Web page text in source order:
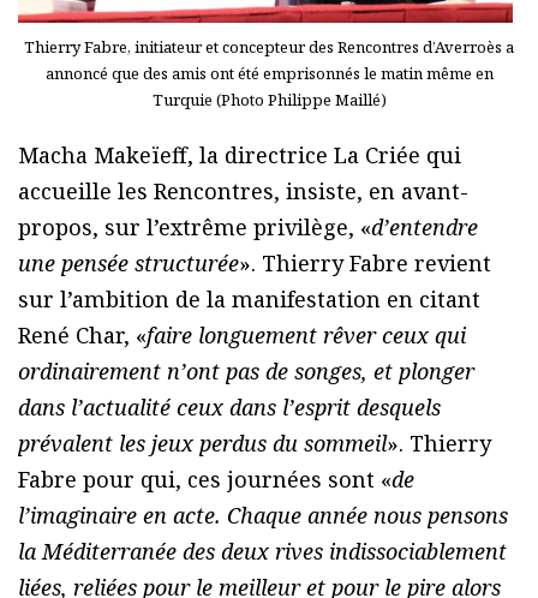
Thierry Fabre, initiateur et concepteur des Rencontres d’Averroès a
annoncé que des amis ont été emprisonnés le matin même en
Turquie (Photo Philippe Maillé)
Macha Makeïeff, la directrice La Criée qui
accueille les Rencontres, insiste, en avant-
propos, sur l’extrême privilège, «d’entendre
une pensée structurée». Thierry Fabre revient
sur l’ambition de la manifestation en citant
René Char, «faire longuement rêver ceux qui
ordinairement n’ont pas de songes, et plonger
dans l’actualité ceux dans l’esprit desquels
prévalent les jeux perdus du sommeil». Thierry
Fabre pour qui, ces journées sont «de
l’imaginaire en acte. Chaque année nous pensons
la Méditerranée des deux rives indissociablement
liées, reliées pour le meilleur et pour le pire alors